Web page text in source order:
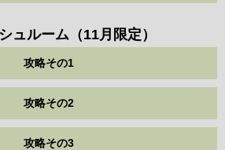
ュルーム（11月限定）
攻略その1
攻略その2
攻略その3